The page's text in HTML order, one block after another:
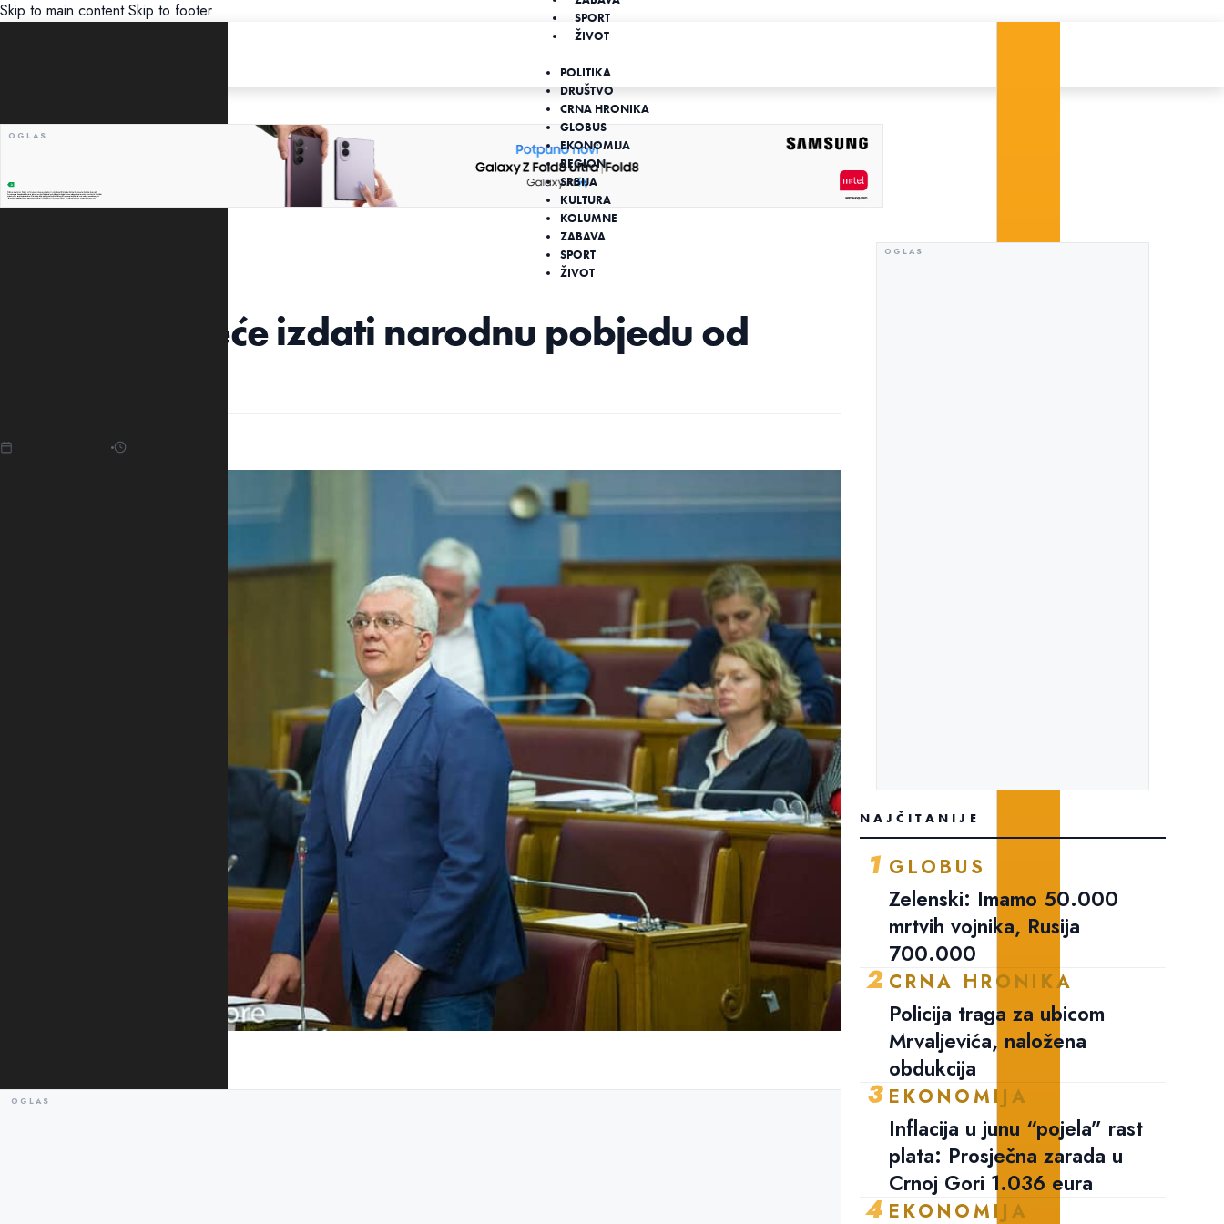
Skip to main content Skip to footer
SPORT
ŽIVOT
POLITIKA
DRUŠTVO
CRNA HRONIKA
GLOBUS
EKONOMIJA
REGION
SRBIJA
KULTURA
KOLUMNE
ZABAVA
SPORT
ŽIVOT
DF nikada neće izdati narodnu pobjedu od
NAJČITANIJE
1 GLOBUS
Zelenski: Imamo 50.000
mrtvih vojnika, Rusija
700.000
2 CRNA HRONIKA
Policija traga za ubicom
Mrvaljevića, naložena
obdukcija
3 EKONOMIJA
Inflacija u junu “pojela” rast
plata: Prosječna zarada u
Crnoj Gori 1.036 eura
4 EKONOMIJA